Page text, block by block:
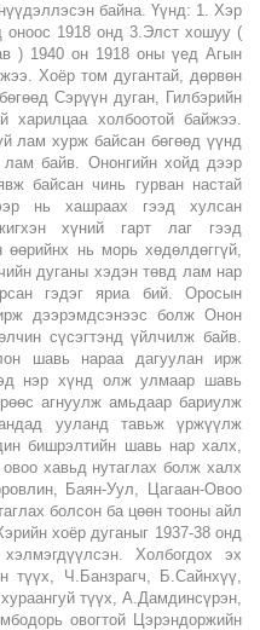
байна. Үүнд: 1. Хэр
оноос 1918 онд 3.Элст хошуу (
) 1940 он 1918 оны үед Агын
Хоёр том дугантай, дөрвөн
Сэрүүн дуган, Гилбэрийн
харилцаа холбоотой байжээ.
лам хурж байсан бөгөөд үүнд
байв. Ононгийн хойд дээр
байсан чинь гурван настай
нь хашраах гээд хулсан
хүний гарт лаг гээд
нь морь хөдөлдөггүй,
дуганы хэдэн төвд лам нар
гэдэг яриа бий. Оросын
дээрэмдсэнээс болж Онон
сүсэгтэнд үйлчилж байв.
шавь нараа дагуулан ирж
нэр хүнд олж улмаар шавь
агнуулж амьдаар бариулж
ууланд тавьж үржүүлж
бишрэлтийн шавь нар халх,
хавьд нутаглах болж халх
Баян-Уул, Цагаан-Овоо
болсон ба цөөн тооны айл
хоёр дуганыг 1937-38 онд
Холбогдох эх
түүх, Ч.Банзрагч, Б.Сайнхүү,
түүх, А.Дамдинсүрэн,
овогтой Цэрэндоржийн